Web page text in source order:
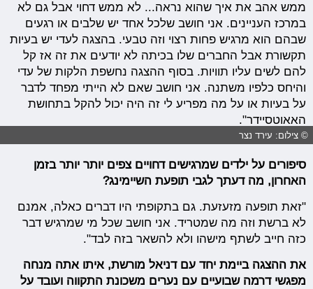
ממש אהב את איך שהוא נראה... לא ממש דחוי אבל גם לא
במרכז העניינים. אני חושב שלכל אחד יש שלבים או רגעים
שבהם הוא מרגיש פחות רצוי וזה טבעי. בהצגה לעדי יש בעיות
תקשורת אבל החברים שלו בכיתה לא יודעים את זה אז קל
להם לשים עליו תוויות. בסוף ההצגה נחשפת הלקות של עדי
והיחס כלפיו משתנה. אני חושב שאם לא הייתי מפחד לדבר
על בעיות או על מה מפריע לי זה היה יכול להקל בתחושת
האאוטסיידר".
© צילום: עירד נצר
סיפורים על ילדים שמרגישים דחויים צפים יותר יותר בזמן
האחרון, מה דעתך לגבי תופעת השיימינג?
"זאת תופעה מזעזעת. גם בתקופתי היו דברים כאלה, אמנם
לא ברשת וזה מה שמטריד. אני חושב שכל מי שמרגיש דבר
כזה חייב לשתף מישהו ולא להשאר בזה לבד".
את ההצגה ביימת יחד עם דניאל מורשת, איתו אתה מנחה
מפגשי דרמה שבועיים עם נערים משכונת התקווה ועובד על